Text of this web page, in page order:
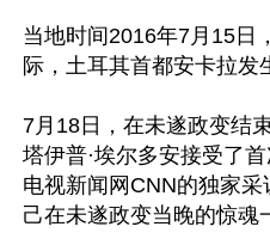
当地时间2016年7月15日
际，土耳其首都安卡拉发
7月18日，在未遂政变结
塔伊普·埃尔多安接受了
电视新闻网CNN的独家
己在未遂政变当晚的惊魂